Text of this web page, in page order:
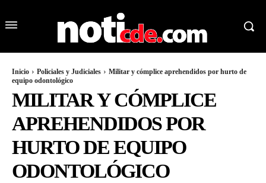
Inicio Policiales y Judiciales
Militar y cómplice aprehendidos por hurto de
equipo odontológico
MILITAR Y CÓMPLICE
APREHENDIDOS POR
HURTO DE EQUIPO
ODONTOLÓGICO